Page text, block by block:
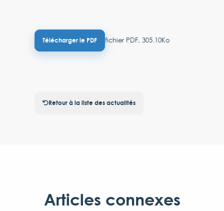
Télécharger le PDF fichier PDF, 305.10Ko
Retour à la liste des actualités
Articles connexes